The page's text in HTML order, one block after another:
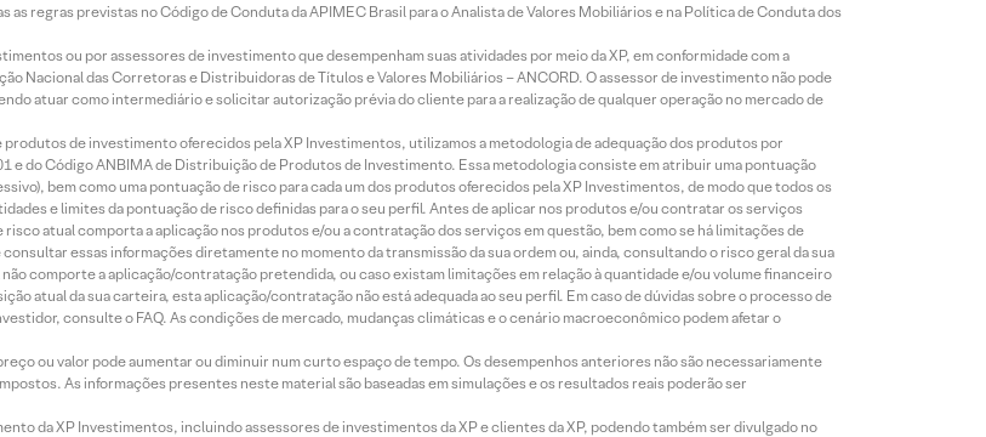
regras previstas no Código de Conduta da APIMEC Brasil para o Analista de Valores Mobiliários e na Política de Conduta dos
ou por assessores de investimento que desempenham suas atividades por meio da XP, em conformidade com a
Nacional das Corretoras e Distribuidoras de Títulos e Valores Mobiliários – ANCORD. O assessor de investimento não pode
atuar como intermediário e solicitar autorização prévia do cliente para a realização de qualquer operação no mercado de
de investimento oferecidos pela XP Investimentos, utilizamos a metodologia de adequação dos produtos por
e do Código ANBIMA de Distribuição de Produtos de Investimento. Essa metodologia consiste em atribuir uma pontuação
bem como uma pontuação de risco para cada um dos produtos oferecidos pela XP Investimentos, de modo que todos os
e limites da pontuação de risco definidas para o seu perfil. Antes de aplicar nos produtos e/ou contratar os serviços
atual comporta a aplicação nos produtos e/ou a contratação dos serviços em questão, bem como se há limitações de
essas informações diretamente no momento da transmissão da sua ordem ou, ainda, consultando o risco geral da sua
comporte a aplicação/contratação pretendida, ou caso existam limitações em relação à quantidade e/ou volume financeiro
atual da sua carteira, esta aplicação/contratação não está adequada ao seu perfil. Em caso de dúvidas sobre o processo de
consulte o FAQ. As condições de mercado, mudanças climáticas e o cenário macroeconômico podem afetar o
ou valor pode aumentar ou diminuir num curto espaço de tempo. Os desempenhos anteriores não são necessariamente
As informações presentes neste material são baseadas em simulações e os resultados reais poderão ser
da XP Investimentos, incluindo assessores de investimentos da XP e clientes da XP, podendo também ser divulgado no